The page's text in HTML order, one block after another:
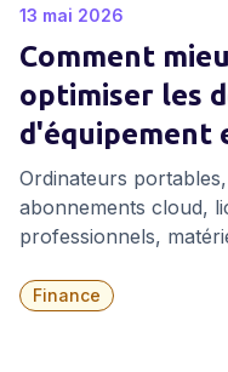
13 mai 2026
Comment
optimiser les
d'équipement
Ordinateurs
abonnements cloud,
professionnels,
cruciale dans le
Finance